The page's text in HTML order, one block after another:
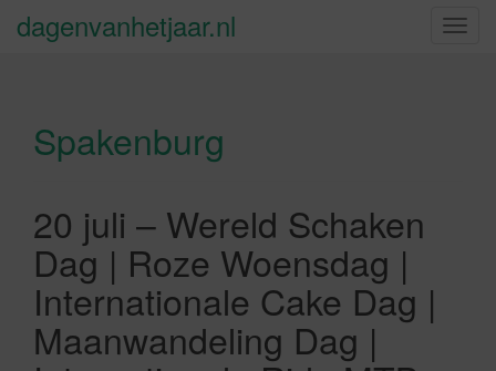
S
dagenvanhetjaar.nl
Spakenburg
20 juli – Wereld Schaken
Dag | Roze Woensdag |
Internationale Cake Dag |
Maanwandeling Dag |